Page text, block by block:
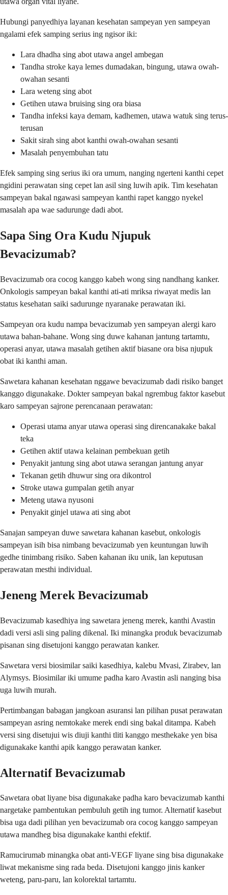
Hubungi panyedhiya layanan kesehatan sampeyan yen sampeyan
ngalami efek samping serius ing ngisor iki:
Lara dhadha sing abot utawa angel ambegan
Tandha stroke kaya lemes dumadakan, bingung, utawa owah-
owahan sesanti
Lara weteng sing abot
Getihen utawa bruising sing ora biasa
Tandha infeksi kaya demam, kadhemen, utawa watuk sing terus-
terusan
Sakit sirah sing abot kanthi owah-owahan sesanti
Masalah penyembuhan tatu
Efek samping sing serius iki ora umum, nanging ngerteni kanthi cepet
ngidini perawatan sing cepet lan asil sing luwih apik. Tim kesehatan
sampeyan bakal ngawasi sampeyan kanthi rapet kanggo nyekel
masalah apa wae sadurunge dadi abot.
Sapa Sing Ora Kudu Njupuk
Bevacizumab?
Bevacizumab ora cocog kanggo kabeh wong sing nandhang kanker.
Onkologis sampeyan bakal kanthi ati-ati mriksa riwayat medis lan
status kesehatan saiki sadurunge nyaranake perawatan iki.
Sampeyan ora kudu nampa bevacizumab yen sampeyan alergi karo
utawa bahan-bahane. Wong sing duwe kahanan jantung tartamtu,
operasi anyar, utawa masalah getihen aktif biasane ora bisa njupuk
obat iki kanthi aman.
Sawetara kahanan kesehatan nggawe bevacizumab dadi risiko banget
kanggo digunakake. Dokter sampeyan bakal ngrembug faktor kasebut
karo sampeyan sajrone perencanaan perawatan:
Operasi utama anyar utawa operasi sing direncanakake bakal
teka
Getihen aktif utawa kelainan pembekuan getih
Penyakit jantung sing abot utawa serangan jantung anyar
Tekanan getih dhuwur sing ora dikontrol
Stroke utawa gumpalan getih anyar
Meteng utawa nyusoni
Penyakit ginjel utawa ati sing abot
Sanajan sampeyan duwe sawetara kahanan kasebut, onkologis
sampeyan isih bisa nimbang bevacizumab yen keuntungan luwih
gedhe tinimbang risiko. Saben kahanan iku unik, lan keputusan
perawatan mesthi individual.
Jeneng Merek Bevacizumab
Bevacizumab kasedhiya ing sawetara jeneng merek, kanthi Avastin
dadi versi asli sing paling dikenal. Iki minangka produk bevacizumab
pisanan sing disetujoni kanggo perawatan kanker.
Sawetara versi biosimilar saiki kasedhiya, kalebu Mvasi, Zirabev, lan
Alymsys. Biosimilar iki umume padha karo Avastin asli nanging bisa
uga luwih murah.
Pertimbangan babagan jangkoan asuransi lan pilihan pusat perawatan
sampeyan asring nemtokake merek endi sing bakal ditampa. Kabeh
versi sing disetujui wis diuji kanthi tliti kanggo mesthekake yen bisa
digunakake kanthi apik kanggo perawatan kanker.
Alternatif Bevacizumab
Sawetara obat liyane bisa digunakake padha karo bevacizumab kanthi
nargetake pambentukan pembuluh getih ing tumor. Alternatif kasebut
bisa uga dadi pilihan yen bevacizumab ora cocog kanggo sampeyan
utawa mandheg bisa digunakake kanthi efektif.
Ramucirumab minangka obat anti-VEGF liyane sing bisa digunakake
liwat mekanisme sing rada beda. Disetujoni kanggo jinis kanker
weteng, paru-paru, lan kolorektal tartamtu.